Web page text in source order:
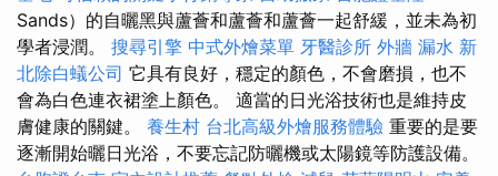
Sands）的自曬黑與蘆薈和蘆薈和蘆薈一起舒緩，並未為初
學者浸潤。 搜尋引擎 中式外燴菜單 牙醫診所 外牆 漏水 新
北除白蟻公司 它具有良好，穩定的顏色，不會磨損，也不
會為白色連衣裙塗上顏色。 適當的日光浴技術也是維持皮
膚健康的關鍵。 養生村 台北高級外燴服務體驗 重要的是要
逐漸開始曬日光浴，不要忘記防曬機或太陽鏡等防護設備。